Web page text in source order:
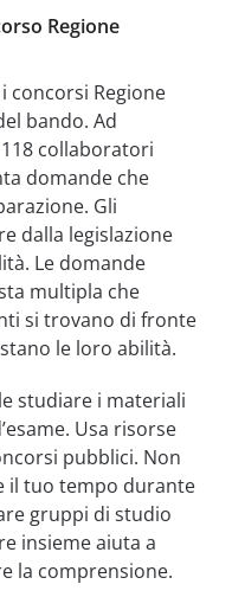
Regione
concorsi Regione
bando. Ad
118 collaboratori
domande che
Gli
dalla legislazione
Le domande
multipla che
si trovano di fronte
le loro abilità.
studiare i materiali
Usa risorse
pubblici. Non
il tuo tempo durante
gruppi di studio
insieme aiuta a
la comprensione.